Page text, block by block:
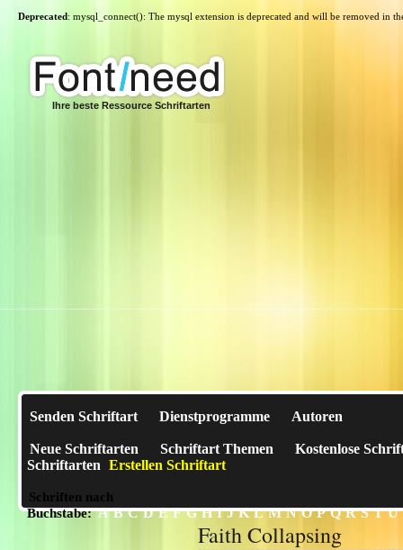
Deprecated: mysql_connect(): The mysql extension is deprecated and will be removed in
Ihre beste Ressource Schriftarten
Senden Schriftart Dienstprogramme Autoren
Neue Schriftarten Schriftart Themen
Kostenlose
Schriftarten Erstellen Schriftart
Schriften nach
Buchstabe:A B C D E F G H I J K L M N O P Q R S T U
Faith Collapsing